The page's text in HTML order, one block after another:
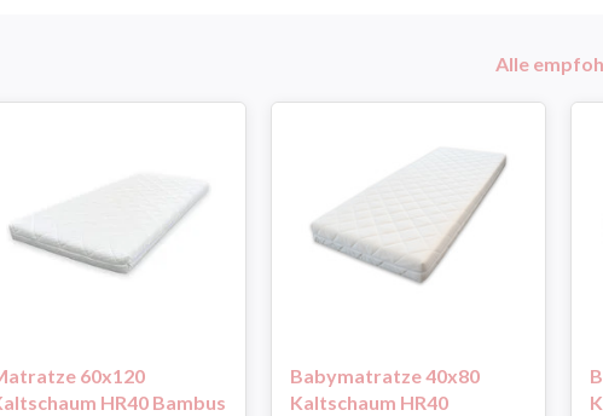
Alle
60x120
HR40 Bambus
Babymatratze 40x80
Kaltschaum HR40